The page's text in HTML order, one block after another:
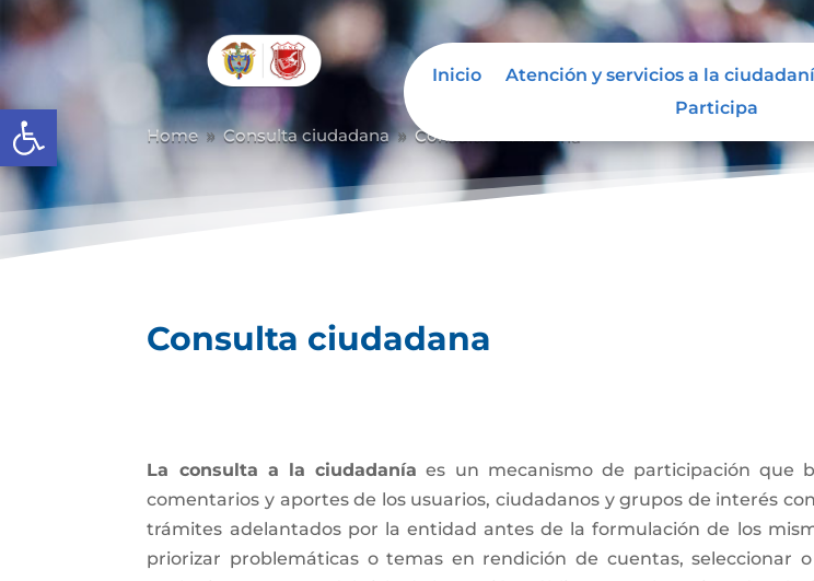
Abrir barra de herramientas
Inicio Atención y servicios a la
Participa
Home 9 Consulta ciudadana 9 Consulta ciudadana
Consulta ciudadana
La consulta a la ciudadanía es un mecanismo de participación que
comentarios y aportes de los usuarios, ciudadanos y grupos de interés
trámites adelantados por la entidad antes de la formulación de los
priorizar problemáticas o temas en rendición de cuentas, seleccionar